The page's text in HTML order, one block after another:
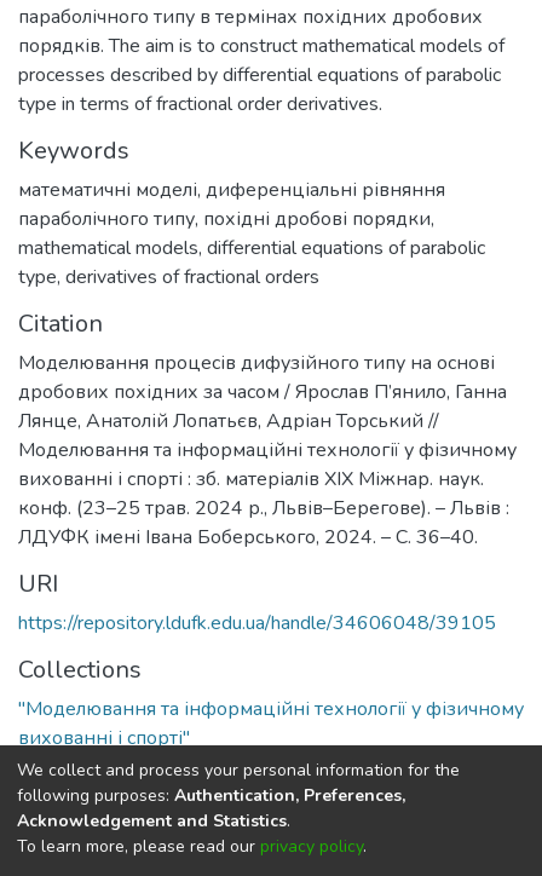
параболічного типу в термінах похідних дробових
порядків. The aim is to construct mathematical models of
processes described by differential equations of parabolic
type in terms of fractional order derivatives.
Keywords
математичні моделі, диференціальні рівняння
параболічного типу, похідні дробові порядки,
mathematical models, differential equations of parabolic
type, derivatives of fractional orders
Citation
Моделювання процесів дифузійного типу на основі
дробових похідних за часом / Ярослав П’янило, Ганна
Лянце, Анатолій Лопатьєв, Адріан Торський //
Моделювання та інформаційні технології у фізичному
вихованні і спорті : зб. матеріалів XІХ Міжнар. наук.
конф. (23–25 трав. 2024 р., Львів–Берегове). – Львів :
ЛДУФК імені Івана Боберського, 2024. – С. 36–40.
URI
https://repository.ldufk.edu.ua/handle/34606048/39105
Collections
"Моделювання та інформаційні технології у фізичному
вихованні і спорті"
Full item page
DSpace softwarecopyright © 2002-2026
We collect and process your personal information for the
following purposes: Authentication, Preferences,
Acknowledgement and Statistics.
To learn more, please read our privacy policy.